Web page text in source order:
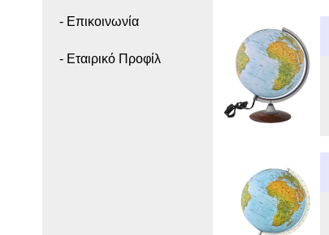
- Επικοινωνία
- Εταιρικό Προφίλ